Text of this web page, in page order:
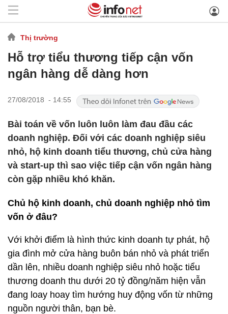
Thị trường
Hỗ trợ tiểu thương tiếp cận vốn
ngân hàng dễ dàng hơn
27/08/2018 - 14:55
Bài toán về vốn luôn luôn làm đau đầu các
doanh nghiệp. Đối với các doanh nghiệp siêu
nhỏ, hộ kinh doanh tiểu thương, chủ cửa hàng
và start-up thì sao việc tiếp cận vốn ngân hàng
còn gặp nhiều khó khăn.
Chủ hộ kinh doanh, chủ doanh nghiệp nhỏ tìm
vốn ở đâu?
Với khởi điểm là hình thức kinh doanh tự phát, hộ
gia đình mở cửa hàng buôn bán nhỏ và phát triển
dần lên, nhiều doanh nghiệp siêu nhỏ hoặc tiểu
thương doanh thu dưới 20 tỷ đồng/năm hiện vẫn
đang loay hoay tìm hướng huy động vốn từ những
nguồn người thân, bạn bè.